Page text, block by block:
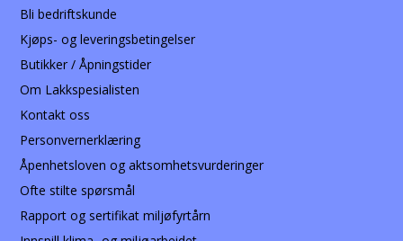
Bli bedriftskunde
Kjøps- og leveringsbetingelser
Butikker / Åpningstider
Om Lakkspesialisten
Kontakt oss
Personvernerklæring
Åpenhetsloven og aktsomhetsvurderinger
Ofte stilte spørsmål
Rapport og sertifikat miljøfyrtårn